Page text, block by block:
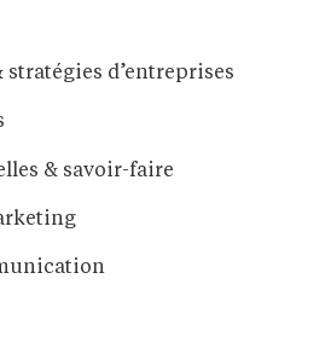
d’entreprises
& savoir-faire